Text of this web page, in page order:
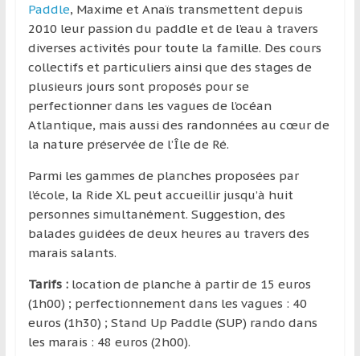
Paddle, Maxime et Anaïs transmettent depuis
2010 leur passion du paddle et de l’eau à travers
diverses activités pour toute la famille. Des cours
collectifs et particuliers ainsi que des stages de
plusieurs jours sont proposés pour se
perfectionner dans les vagues de l’océan
Atlantique, mais aussi des randonnées au cœur de
la nature préservée de l’Île de Ré.
Parmi les gammes de planches proposées par
l’école, la Ride XL peut accueillir jusqu’à huit
personnes simultanément. Suggestion, des
balades guidées de deux heures au travers des
marais salants.
Tarifs : location de planche à partir de 15 euros
(1h00) ; perfectionnement dans les vagues : 40
euros (1h30) ; Stand Up Paddle (SUP) rando dans
les marais : 48 euros (2h00).